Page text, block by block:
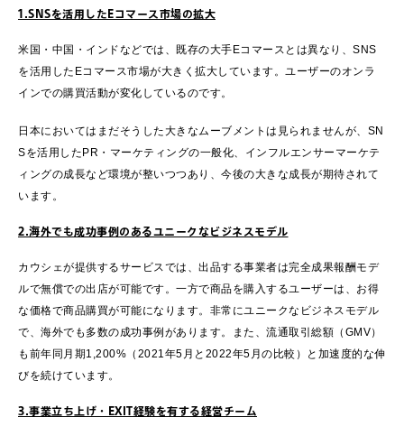
1.SNSを活用したEコマース市場の拡大
米国・中国・インドなどでは、既存の大手Eコマースとは異なり、SNS
を活用したEコマース市場が大きく拡大しています。ユーザーのオンラ
インでの購買活動が変化しているのです。
日本においてはまだそうした大きなムーブメントは見られませんが、SN
Sを活用したPR・マーケティングの一般化、インフルエンサーマーケテ
ィングの成長など環境が整いつつあり、今後の大きな成長が期待されて
います。
2.海外でも成功事例のあるユニークなビジネスモデル
カウシェが提供するサービスでは、出品する事業者は完全成果報酬モデ
ルで無償での出店が可能です。一方で商品を購入するユーザーは、お得
な価格で商品購買が可能になります。非常にユニークなビジネスモデル
で、海外でも多数の成功事例があります。また、流通取引総額（GMV）
も前年同月期1,200%（2021年5月と2022年5月の比較）と加速度的な伸
びを続けています。
3.事業立ち上げ・EXIT経験を有する経営チーム